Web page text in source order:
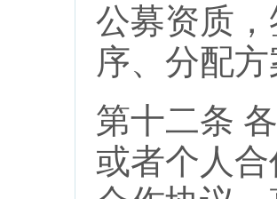
公募资质
序、分配
第十二条
或者个人